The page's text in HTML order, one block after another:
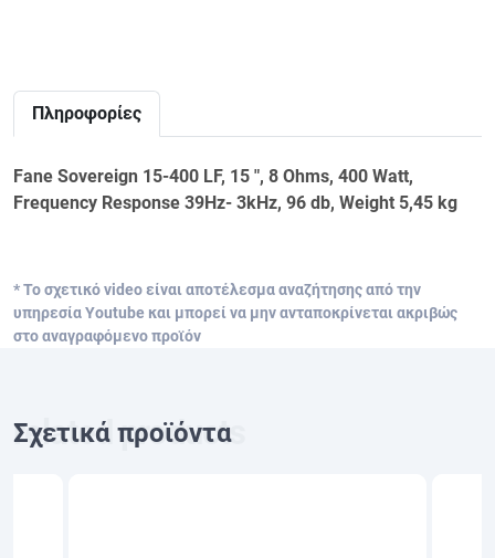
Πληροφορίες
Fane Sovereign 15-400 LF, 15 ", 8 Ohms, 400 Watt,
Frequency Response 39Hz- 3kHz, 96 db, Weight 5,45 kg
* Το σχετικό video είναι αποτέλεσμα αναζήτησης από την
υπηρεσία Youtube και μπορεί να μην ανταποκρίνεται ακριβώς
στο αναγραφόμενο προϊόν
Σχετικά προϊόντα